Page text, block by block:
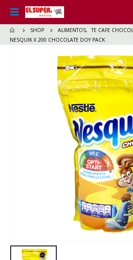
SHOP ALIMENTOS,
TE CAFE
NESQUIK X 200 CHOCOLATE DOY PACK